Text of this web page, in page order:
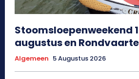
Stoomsloepenweekend
augustus en
Algemeen 5 Augustus 2026